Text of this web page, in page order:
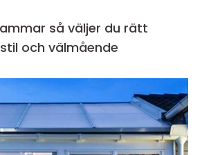
du rätt
och välmående